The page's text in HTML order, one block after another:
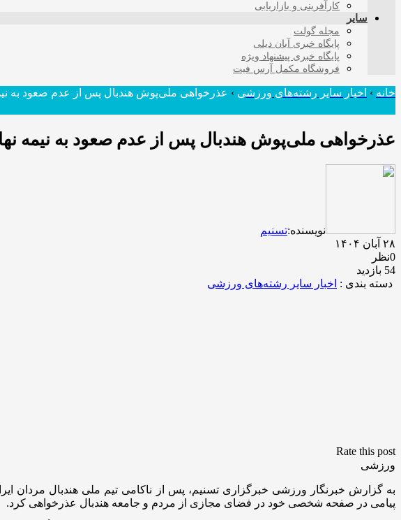
کارآفرینی و بازاریابی
سایر
مجله گولت
پایگاه خبری آبان دیلی
پایگاه خبری پیشنهاد ویژه
فروشگاه مکمل آرس فیت
خانه › اخبار سایر رشته‌های ورزشی › عذرخواهی ملی‌پوش هندبال پس از عدم صعود به
عذرخواهی ملی‌پوش هندبال پس از عدم صعود به نیمه
نویسنده:تسنیم
۲۸ آبان ۱۴۰۴
0نظر
54 بازدید
دسته بندی : اخبار سایر رشته‌های ورزشی
Rate this post
ورزشی
به گزارش خبرنگار ورزشی خبرگزاری تسنیم، پس از ناکامی تیم ملی هندبال مردان
پیامی در صفحه شخصی خود در فضای مجازی از مردم و جامعه هندبال عذرخواهی کرد.